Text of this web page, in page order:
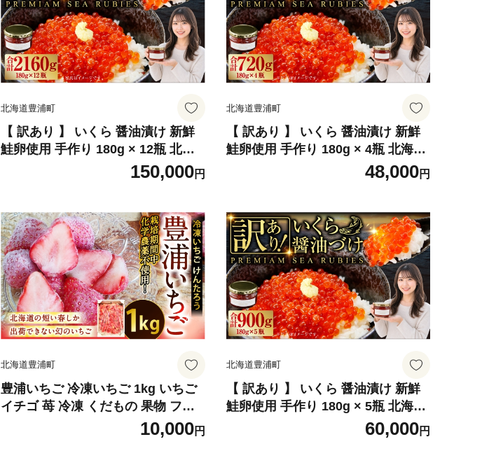
北海道豊浦町
【 訳あり 】 いくら 醤油漬け 新鮮
鮭卵使用 手作り 180g × 12瓶 北海
道 豊浦 噴火湾 優しい醤油とみりん
の味 イクラ イクラ醤油漬 醤油 漬け
北海道産 食品添加物不使用 冷凍 お
かず 数量限定
150,000円
北海道豊浦町
【 訳あり 】 いくら 醤油漬け 新鮮
鮭卵使用 手作り 180g × 4瓶 北海道
豊浦 噴火湾 優しい醤油とみりんの
味 イクラ イクラ醤油漬 醤油 漬け
北海道産 食品添加物不使用 冷凍 お
かず 数量限定
48,000円
北海道豊浦町
豊浦いちご 冷凍いちご 1kg いちご
イチゴ 苺 冷凍 くだもの 果物 フル
ーツ 果実 果肉 国産 北海道産 希少
品種 栽培期間中化学農薬不使用 濃
10,000円
北海道豊浦町
【 訳あり 】 いくら 醤油漬け 新鮮
鮭卵使用 手作り 180g × 5瓶 北海道
豊浦 噴火湾 優しい醤油とみりんの
味 イクラ イクラ醤油漬 醤油 漬け
60,000円